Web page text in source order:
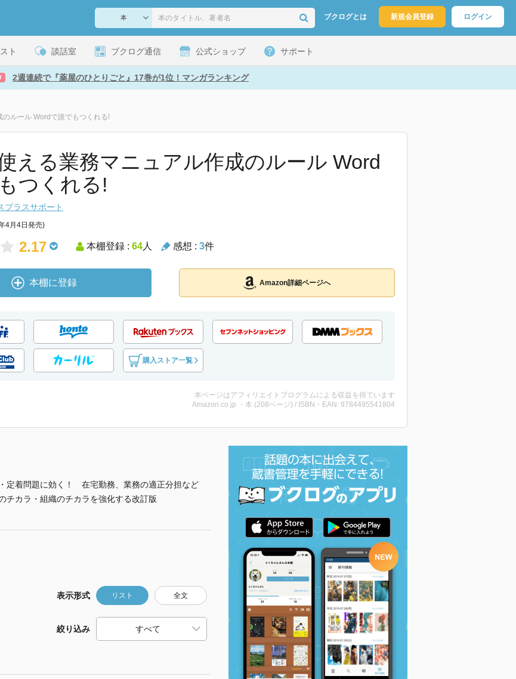
ブクログとは 新規会員登録 ログイン
ト 談話室 ブクログ通信 公式ショップ サポート
2週連続で『薬屋のひとりごと』17巻が1位！マンガランキング
ルール Wordで誰でもつくれる!
える業務マニュアル作成のルール Word
つくれる!
プラスサポート
4月4日発売)
2.17 本棚登録 : 64人 感想 : 3件
本棚に登録 Amazon詳細ページへ
購入ストア一覧
本ページはアフィリエイトプログラムによる収益を得ています
Amazon.co.jp ・本 (208ページ) / ISBN・EAN: 9784495541804
定着問題に効く！ 在宅勤務、業務の適正分担など
チカラ・組織のチカラを強化する改訂版
表示形式 リスト 全文
絞り込み